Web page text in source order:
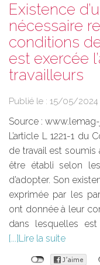
Existence
nécessaire
conditions
est exercée
travailleurs
Publié le : 15/05/2024
Source :
L’article L 1221-1
de travail est
être établi selon
d’adopter. Son
exprimée par les
ont donnée à leur
dans lesquelles est
Lire la suite